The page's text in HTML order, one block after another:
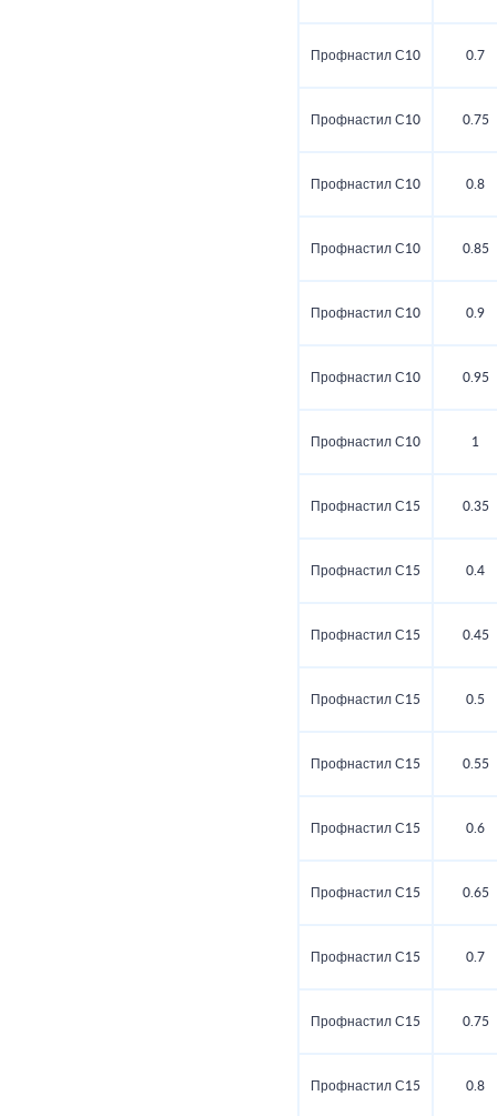
Профнастил С10 0.7
Профнастил С10 0.75
Профнастил С10 0.8
Профнастил С10 0.85
Профнастил С10 0.9
Профнастил С10 0.95
Профнастил С10 1
Профнастил С15 0.35
Профнастил С15 0.4
Профнастил С15 0.45
Профнастил С15 0.5
Профнастил С15 0.55
Профнастил С15 0.6
Профнастил С15 0.65
Профнастил С15 0.7
Профнастил С15 0.75
Профнастил С15 0.8